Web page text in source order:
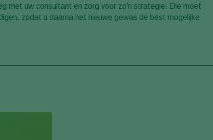
met uw consultant en zorg voor zo'n strategie. Die moet
zodat u daarna het nieuwe gewas de best mogelijke